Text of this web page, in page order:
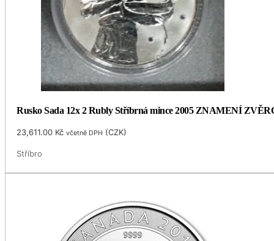
Rusko Sada 12x 2 Rubly Stříbrná mince 2005 ZNAMENÍ
23,611.00 Kč včetně DPH (CZK)
Stříbro